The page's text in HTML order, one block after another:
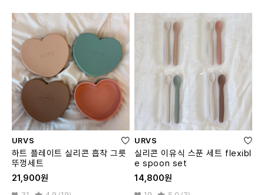
URVS
하트 플레이트 실리콘 흡착 그릇
뚜껑세트
21,900원
URVS
실리콘 이유식 스푼 세트 flexibl
e spoon set
14,800원